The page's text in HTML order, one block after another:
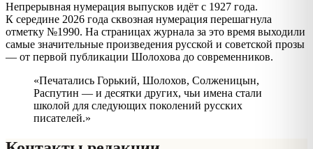
Непрерывная нумерация выпусков идёт с 1927 года.
К середине 2026 года сквозная нумерация перешагнула
отметку №1990. На страницах журнала за это время выходили
самые значительные произведения русской и советской прозы
— от первой публикации Шолохова до современников.
«Печатались Горький, Шолохов, Солженицын,
Распутин — и десятки других, чьи имена стали
школой для следующих поколений русских
писателей.»